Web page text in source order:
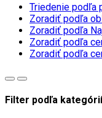
Triedenie podľa
Zoradiť podľa
Zoradiť podľa
Zoradiť podľa
Zoradiť podľa
Filter podľa kategórií